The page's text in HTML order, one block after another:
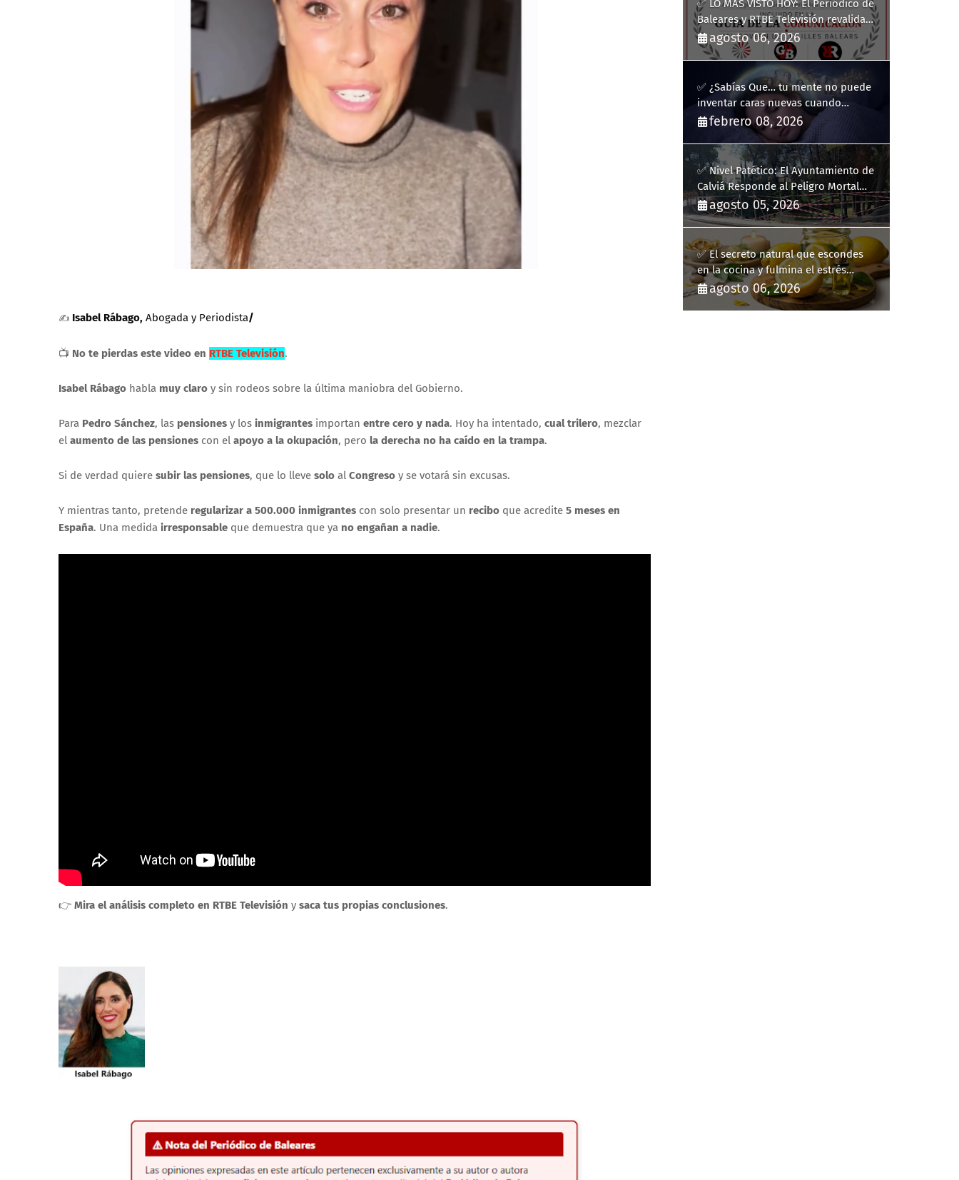
✍ Isabel Rábago, Abogada y Periodista/
📺 No te pierdas este video en RTBE Televisión.
Isabel Rábago habla muy claro y sin rodeos sobre la última maniobra del Gobierno.
Para Pedro Sánchez, las pensiones y los inmigrantes importan entre cero y nada. Hoy ha intentado, cual trilero, mezclar
el aumento de las pensiones con el apoyo a la okupación, pero la derecha no ha caído en la trampa.
Si de verdad quiere subir las pensiones, que lo lleve solo al Congreso y se votará sin excusas.
Y mientras tanto, pretende regularizar a 500.000 inmigrantes con solo presentar un recibo que acredite 5 meses en
España. Una medida irresponsable que demuestra que ya no engañan a nadie.
👉 Mira el análisis completo en RTBE Televisión y saca tus propias conclusiones.
✅ LO MÁS VISTO HOY: El Periódico de
Baleares y RTBE Televisión revalidan
más de cinco años en la Guía de la
Comunicación del Govern de les Illes
agosto 06, 2026
✅ ¿Sabías Que… tu mente no puede
inventar caras nuevas cuando
sueñas?
febrero 08, 2026
✅ Nivel Patético: El Ayuntamiento de
Calviá Responde al Peligro Mortal
con "Plastiquitos"
agosto 05, 2026
✅ El secreto natural que escondes
en la cocina y fulmina el estrés
diario
agosto 06, 2026